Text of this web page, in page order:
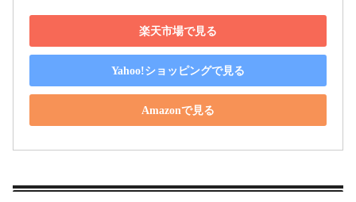
楽天市場で見る
Yahoo!ショッピングで見る
Amazonで見る